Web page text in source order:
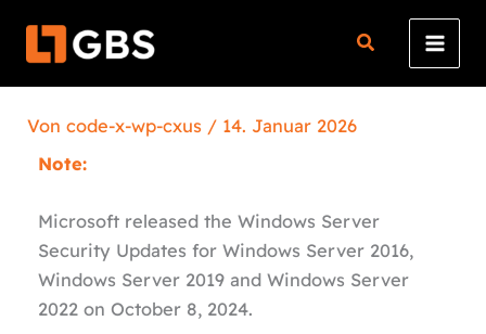
Inhalt
Voncode-x-wp-cxus / 14. Januar 2026
Note:
Microsoft released the Windows Server
Security Updates for Windows Server 2016,
Windows Server 2019 and Windows Server
2022 on October 8, 2024.